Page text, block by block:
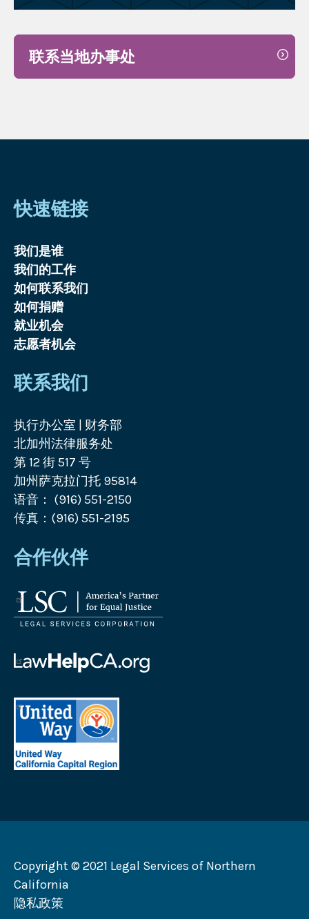
联系当地办事处
快速链接
我们是谁
我们的工作
如何联系我们
如何捐赠
就业机会
志愿者机会
联系我们
执行办公室 | 财务部
北加州法律服务处
第 12 街 517 号
加州萨克拉门托 95814
语音： (916) 551-2150
传真：(916) 551-2195
合作伙伴
法
律
务
公
徽
法
律
帮
加
州
标
加
首
府
地
区
劝
徽
标
Copyright © 2021 Legal Services of Northern
California
隐私政策